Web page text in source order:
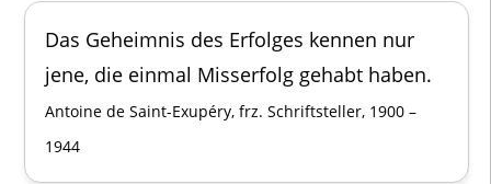
Das Geheimnis des Erfolges kennen nur
jene, die einmal Misserfolg gehabt haben.
Antoine de Saint-Exupéry, frz. Schriftsteller, 1900 –
1944